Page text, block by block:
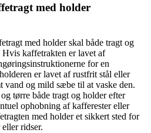
med holder
med holder skal både tragt og
kaffetrakten er lavet af
for en
er lavet af rustfrit stål eller
vand og mild sæbe til at vaske den.
tørre både tragt og holder efter
ophobning af kafferester eller
med holder et sikkert sted for
ridser.